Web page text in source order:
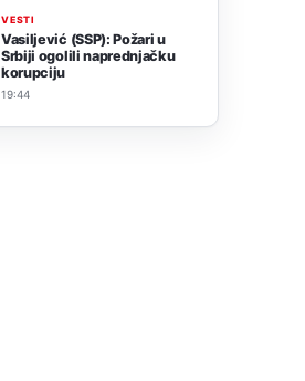
VESTI
Vasiljević (SSP): Požari u
Srbiji ogolili naprednjačku
korupciju
19:44